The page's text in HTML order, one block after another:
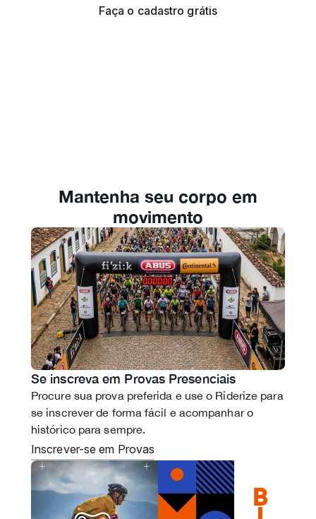
Faça o cadastro grátis
Mantenha seu corpo em
movimento
Se inscreva em Provas Presenciais
Procure sua prova preferida e use o Riderize para
se inscrever de forma fácil e acompanhar o
histórico para sempre.
Inscrever-se em Provas